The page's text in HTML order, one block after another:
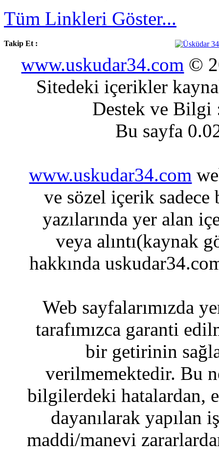
Tüm Linkleri Göster...
Takip Et :
www.uskudar34.com ©
Sitedeki içerikler
Destek ve
Bu sayfa
www.uskudar34.com
ve sözel içerik sadece
yazılarında yer alan
veya alıntı(kaynak
hakkında
Web sayfalarımızda
tarafımızca garanti
bir getirinin
verilmemektedir. Bu
bilgilerdeki hatalardan,
dayanılarak yapılan
maddi/manevi